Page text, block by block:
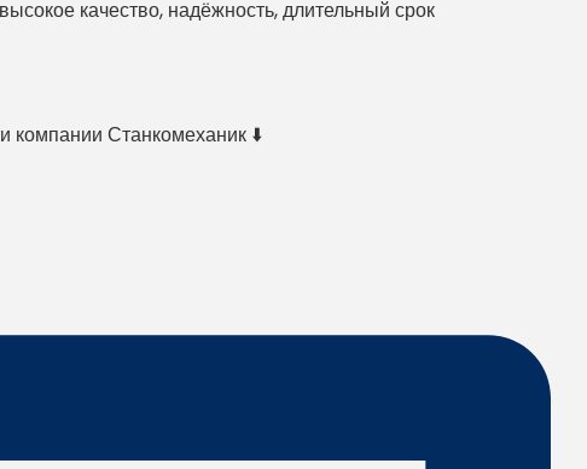
качество, надёжность, длительный срок
компании Станкомеханик ⬇️